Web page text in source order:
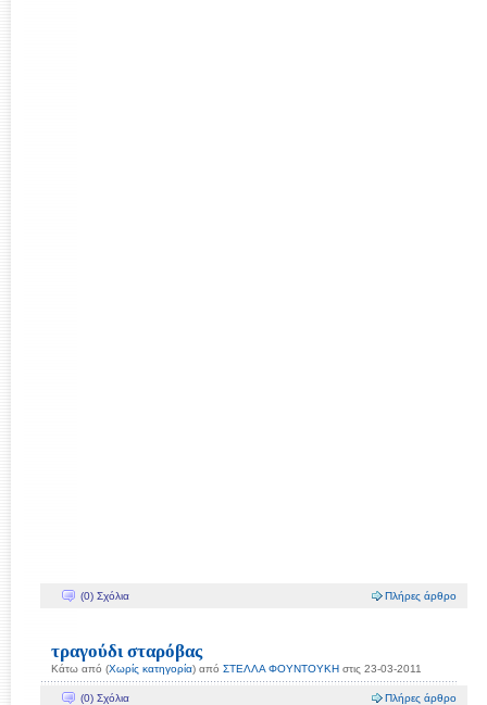
(0) Σχόλια Πλήρες άρθρο
τραγούδι σταρόβας
Κάτω από (Χωρίς κατηγορία) από ΣΤEΛΛΑ ΦΟΥΝΤΟΥΚΗ στις 23-03-2011
(0) Σχόλια Πλήρες άρθρο